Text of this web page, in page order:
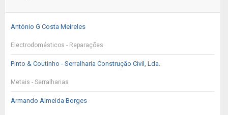
António G Costa Meireles
Electrodomésticos - Reparações
Pinto & Coutinho - Serralharia Construção Civil, Lda.
Metais - Serralharias
Armando Almeida Borges